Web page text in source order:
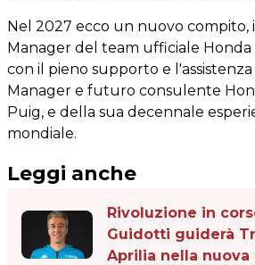
Nel 2027 ecco un nuovo compito,
Manager del team ufficiale Honda
con il pieno supporto e
Manager e futuro consulente
Puig, e della sua decennale
mondiale.
Leggi anche
Rivoluzione in
Guidotti guiderà
Aprilia nella nuova